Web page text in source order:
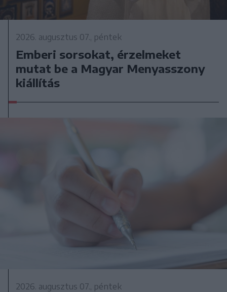
2026. augusztus 07., péntek
Emberi sorsokat, érzelmeket
mutat be a Magyar Menyasszony
kiállítás
2026. augusztus 07., péntek